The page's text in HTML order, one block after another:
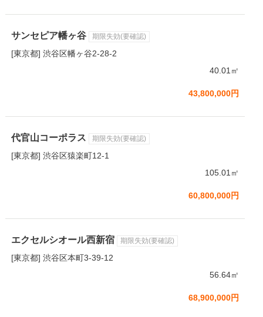
サンセピア幡ヶ谷 期限失効(要確認)
[東京都] 渋谷区幡ヶ谷2-28-2
40.01㎡
43,800,000円
代官山コーポラス 期限失効(要確認)
[東京都] 渋谷区猿楽町12-1
105.01㎡
60,800,000円
エクセルシオール西新宿 期限失効(要確認)
[東京都] 渋谷区本町3-39-12
56.64㎡
68,900,000円